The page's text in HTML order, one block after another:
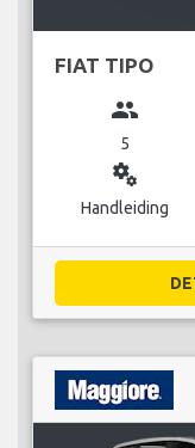
FIAT TIPO
group
5
miscellaneous_services
Handleiding